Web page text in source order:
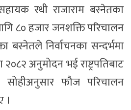
रथी राजाराम बस्नेतका
८० हजार जनशक्ति परिचालन
बस्नेतले निर्वाचनका सन्दर्भमा
अनुमोदन भई राष्ट्रपतिबाट
फौज परिचालन
।